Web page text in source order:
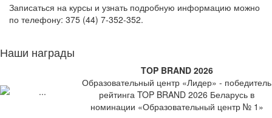
Записаться на курсы и узнать подробную информацию можно
по телефону: 375 (44) 7-352-352.
Наши награды
TOP BRAND 2026
Образовательный центр «Лидер» - победитель
рейтинга TOP BRAND 2026 Беларусь в
номинации «Образовательный центр № 1»